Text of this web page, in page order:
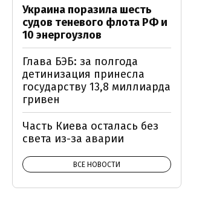
Украина поразила шесть
судов теневого флота РФ и
10 энергоузлов
Глава БЭБ: за полгода
детинизация принесла
государству 13,8 миллиарда
гривен
Часть Киева осталась без
света из-за аварии
ВСЕ НОВОСТИ